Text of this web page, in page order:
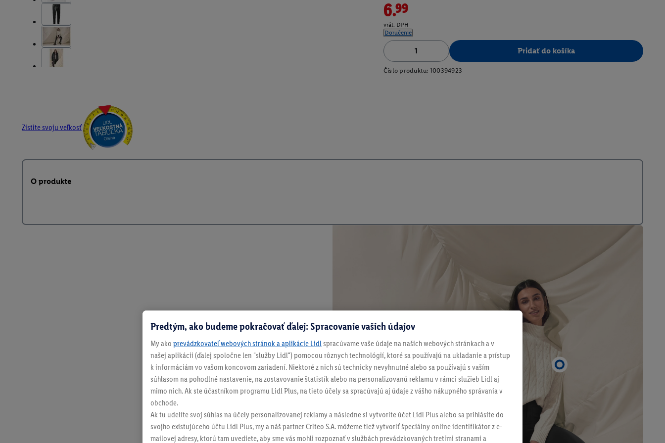
6.99
vrát. DPH
Doručenie
Pridať do košíka
Číslo produktu: 100394923
Zistite svoju veľkosť
O produkte
Predtým, ako budeme pokračovať ďalej: Spracovanie vašich údajov
My ako prevádzkovateľ webových stránok a aplikácie Lidl spracúvame vaše údaje na našich webových stránkach a v
našej aplikácii (ďalej spoločne len "služby Lidl") pomocou rôznych technológií, ktoré sa používajú na ukladanie a prístup
k informáciám vo vašom koncovom zariadení. Niektoré z nich sú technicky nevyhnutné alebo sa používajú s vaším
súhlasom na pohodlné nastavenie, na zostavovanie štatistík alebo na personalizovanú reklamu v rámci služieb Lidl aj
mimo nich. Ak ste účastníkom programu Lidl Plus, na tieto účely sa spracúvajú aj údaje z vášho nákupného správania v
obchode.
Ak tu udelíte svoj súhlas na účely personalizovanej reklamy a následne si vytvoríte účet Lidl Plus alebo sa prihlásite do
svojho existujúceho účtu Lidl Plus, my a náš partner Criteo S.A. môžeme tiež vytvoriť špeciálny online identifikátor z e-
mailovej adresy, ktorú tam uvediete, aby sme vás mohli rozpoznať v službách prevádzkovaných tretími stranami a